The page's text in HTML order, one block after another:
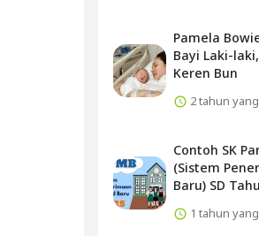
Pamela
Bayi Laki-
Keren Bun
2 tahun
Contoh SK
(Sistem
Baru) SD
1 tahun